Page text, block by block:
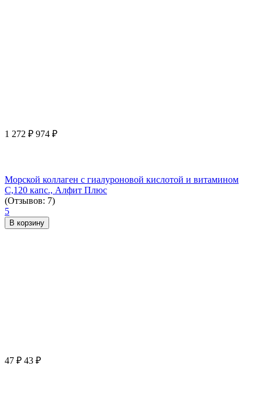
1 272 ₽ 974 ₽
Морской коллаген с гиалуроновой кислотой и витамином
С,120 капс., Алфит Плюс
(Отзывов: 7)
5
В корзину
47 ₽ 43 ₽